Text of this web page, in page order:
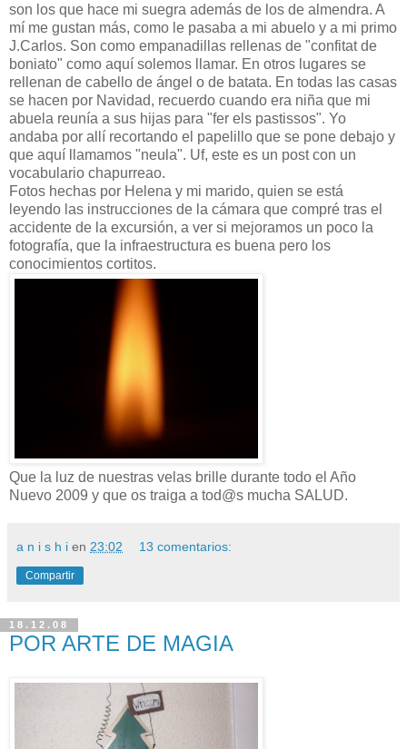
son los que hace mi suegra además de los de almendra. A
mí me gustan más, como le pasaba a mi abuelo y a mi primo
J.Carlos. Son como empanadillas rellenas de "confitat de
boniato" como aquí solemos llamar. En otros lugares se
rellenan de cabello de ángel o de batata. En todas las casas
se hacen por Navidad, recuerdo cuando era niña que mi
abuela reunía a sus hijas para "fer els pastissos". Yo
andaba por allí recortando el papelillo que se pone debajo y
que aquí llamamos "neula". Uf, este es un post con un
vocabulario chapurreao.
Fotos hechas por Helena y mi marido, quien se está
leyendo las instrucciones de la cámara que compré tras el
accidente de la excursión, a ver si mejoramos un poco la
fotografía, que la infraestructura es buena pero los
conocimientos cortitos.
Que la luz de nuestras velas brille durante todo el Año
Nuevo 2009 y que os traiga a tod@s mucha SALUD.
a n i s h i en 23:02 13 comentarios:
Compartir
18.12.08
POR ARTE DE MAGIA